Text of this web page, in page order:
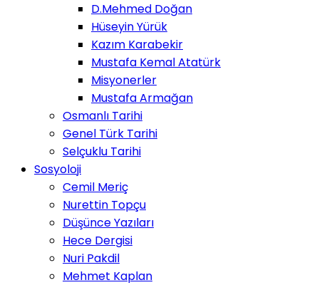
D.Mehmed Doğan
Hüseyin Yürük
Kazım Karabekir
Mustafa Kemal Atatürk
Misyonerler
Mustafa Armağan
Osmanlı Tarihi
Genel Türk Tarihi
Selçuklu Tarihi
Sosyoloji
Cemil Meriç
Nurettin Topçu
Düşünce Yazıları
Hece Dergisi
Nuri Pakdil
Mehmet Kaplan